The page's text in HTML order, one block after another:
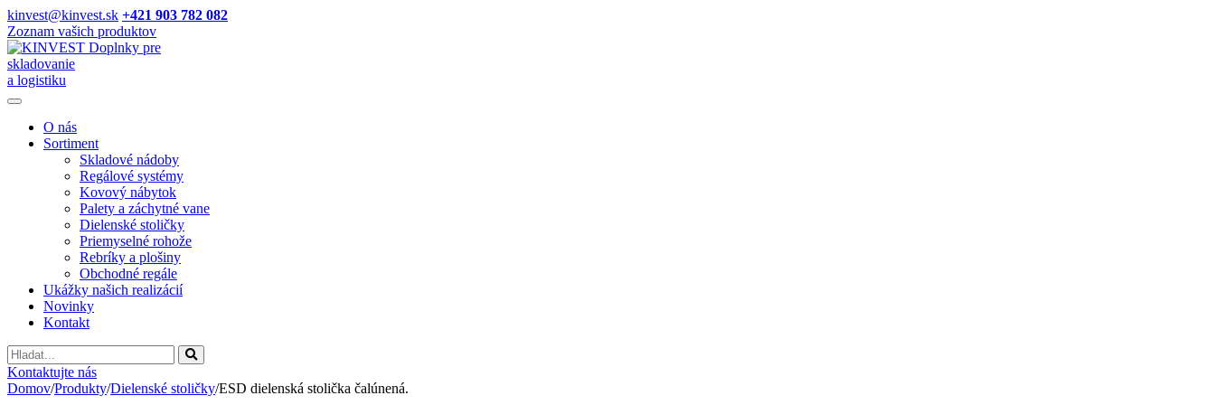
kinvest@kinvest.sk +421 903 782 082
Zoznam vašich produktov
Doplnky pre
skladovanie
a logistiku
O nás
Sortiment
Skladové nádoby
Regálové systémy
Kovový nábytok
Palety a záchytné vane
Dielenské stoličky
Priemyselné rohože
Rebríky a plošiny
Obchodné regále
Ukážky našich realizácií
Novinky
Kontakt
Vyhladavanie
Kontaktujte nás
Domov/Produkty/Dielenské stoličky/ESD dielenská stolička čalúnená.